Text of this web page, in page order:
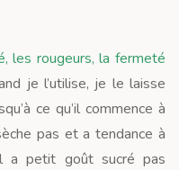
les rougeurs, la fermeté
je l’utilise, je le laisse
ce qu’il commence à
pas et a tendance à
a petit goût sucré pas